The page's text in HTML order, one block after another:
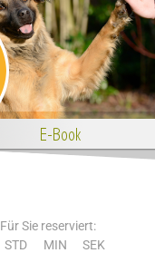
Für Sie reserviert:
STD
MIN SEK